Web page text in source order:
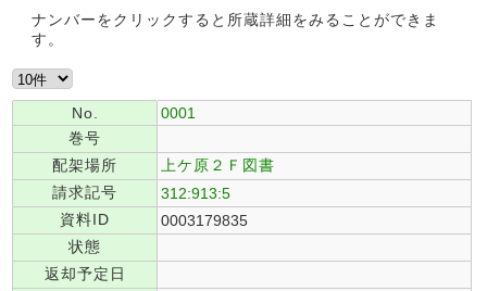
ナンバーをクリックすると所蔵詳細をみることができま
す。
No.
0001
巻号
配架場所
上ケ原２Ｆ図書
請求記号
312:913:5
資料ID
0003179835
状態
返却予定日